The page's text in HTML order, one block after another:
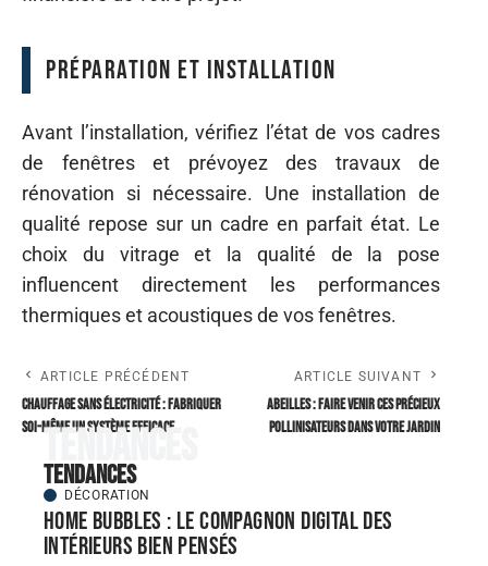
Préparation et installation
Avant l’installation, vérifiez l’état de vos cadres
de fenêtres et prévoyez des travaux de
rénovation si nécessaire. Une installation de
qualité repose sur un cadre en parfait état. Le
choix du vitrage et la qualité de la pose
influencent directement les performances
thermiques et acoustiques de vos fenêtres.
ARTICLE PRÉCÉDENT
Chauffage sans électricité : fabriquer
soi-même un système efficace
ARTICLE SUIVANT
Abeilles : faire venir ces précieux
pollinisateurs dans votre jardin
Tendances
Tendances
DÉCORATION
Home bubbles : le compagnon digital des
intérieurs bien pensés